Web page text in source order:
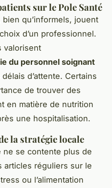
sur le Pole Santé
qu’informels, jouent
d’un professionnel.
valorisent
du personnel soignant
d’attente. Certains
de trouver des
en matière de nutrition
une hospitalisation.
la stratégie locale
ne se contente plus de
articles réguliers sur le
ou l’alimentation